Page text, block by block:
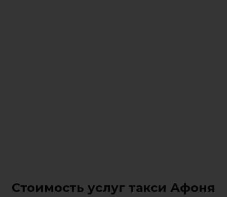
Стоимость услуг такси Афоня